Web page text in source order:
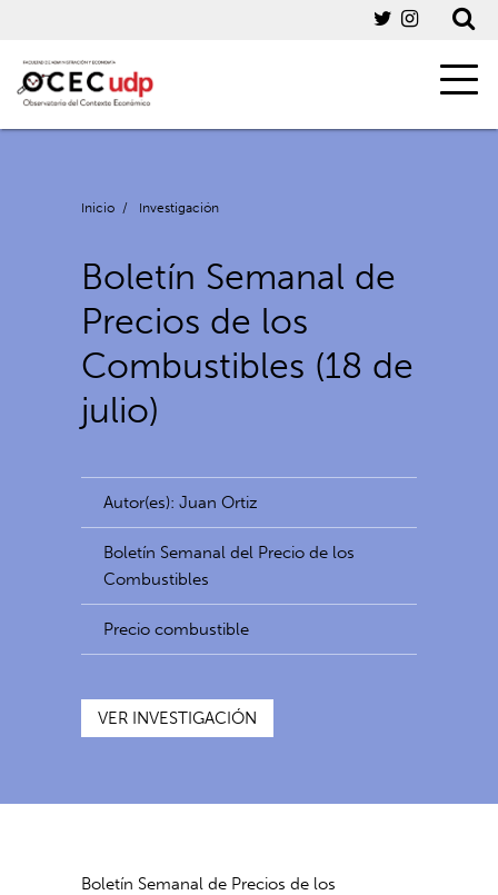
Inicio / Investigación
Boletín Semanal de
Precios de los
Combustibles (18 de
julio)
Autor(es): Juan Ortiz
Boletín Semanal del Precio de los
Combustibles
Precio combustible
VER INVESTIGACIÓN
Boletín Semanal de Precios de los